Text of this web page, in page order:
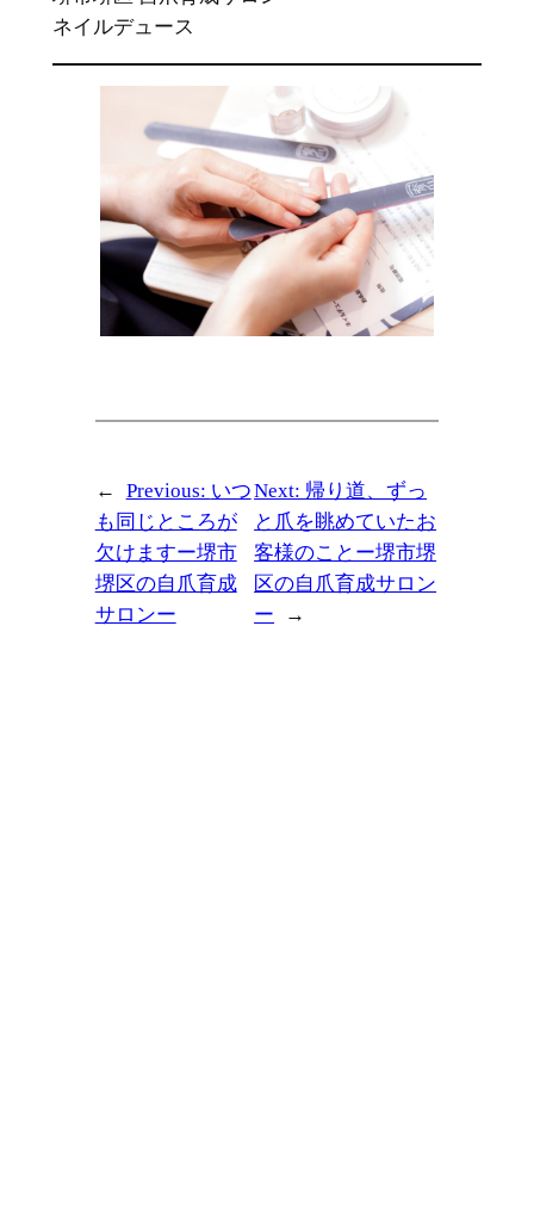
ネイルデュース
← Previous: いつ
も同じところが
欠けますー堺市
堺区の自爪育成
サロンー
Next: 帰り道、ずっ
と爪を眺めていたお
客様のことー堺市堺
区の自爪育成サロン
ー
→